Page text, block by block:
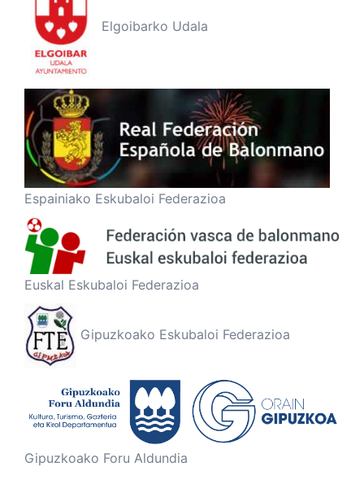
Elgoibarko Udala
Espainiako Eskubaloi Federazioa
Euskal Eskubaloi Federazioa
Gipuzkoako Eskubaloi Federazioa
Gipuzkoako Foru Aldundia